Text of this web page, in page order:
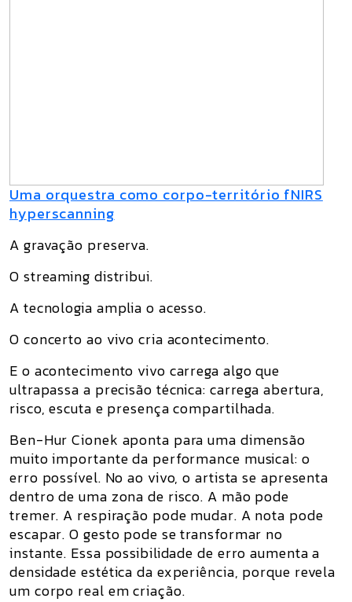
Uma orquestra como corpo-território fNIRS
hyperscanning
A gravação preserva.
O streaming distribui.
A tecnologia amplia o acesso.
O concerto ao vivo cria acontecimento.
E o acontecimento vivo carrega algo que
ultrapassa a precisão técnica: carrega abertura,
risco, escuta e presença compartilhada.
Ben-Hur Cionek aponta para uma dimensão
muito importante da performance musical: o
erro possível. No ao vivo, o artista se apresenta
dentro de uma zona de risco. A mão pode
tremer. A respiração pode mudar. A nota pode
escapar. O gesto pode se transformar no
instante. Essa possibilidade de erro aumenta a
densidade estética da experiência, porque revela
um corpo real em criação.